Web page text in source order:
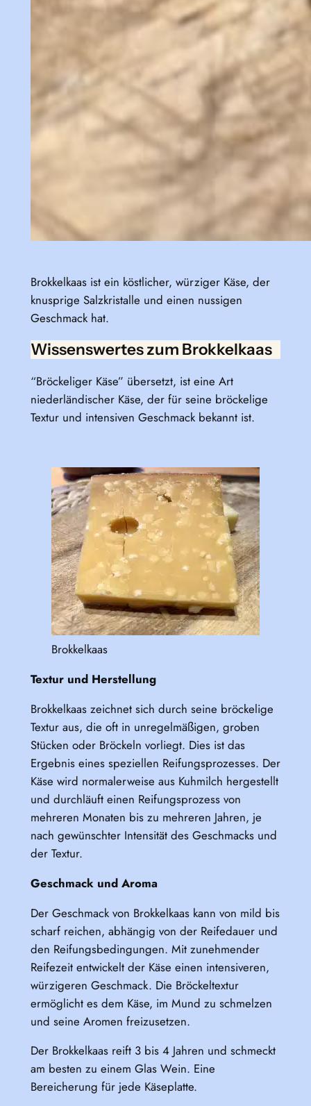
Brokkelkaas ist ein köstlicher, würziger Käse, der
knusprige Salzkristalle und einen nussigen
Geschmack hat.
Wissenswertes zum Brokkelkaas
“Bröckeliger Käse” übersetzt, ist eine Art
niederländischer Käse, der für seine bröckelige
Textur und intensiven Geschmack bekannt ist.
Brokkelkaas
Textur und Herstellung
Brokkelkaas zeichnet sich durch seine bröckelige
Textur aus, die oft in unregelmäßigen, groben
Stücken oder Bröckeln vorliegt. Dies ist das
Ergebnis eines speziellen Reifungsprozesses. Der
Käse wird normalerweise aus Kuhmilch hergestellt
und durchläuft einen Reifungsprozess von
mehreren Monaten bis zu mehreren Jahren, je
nach gewünschter Intensität des Geschmacks und
der Textur.
Geschmack und Aroma
Der Geschmack von Brokkelkaas kann von mild bis
scharf reichen, abhängig von der Reifedauer und
den Reifungsbedingungen. Mit zunehmender
Reifezeit entwickelt der Käse einen intensiveren,
würzigeren Geschmack. Die Bröckeltextur
ermöglicht es dem Käse, im Mund zu schmelzen
und seine Aromen freizusetzen.
Der Brokkelkaas reift 3 bis 4 Jahren und schmeckt
am besten zu einem Glas Wein. Eine
Bereicherung für jede Käseplatte.